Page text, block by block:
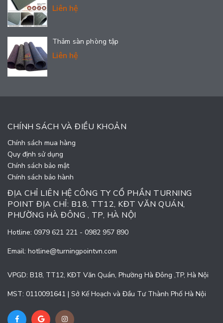
Liên hệ
Thảm sàn phòng tập
Liên hệ
CHÍNH SÁCH VÀ ĐIỀU KHOẢN
Chính sách mua hàng
Quy định sử dụng
Chính sách bảo mật
Chính sách bảo hành
ĐỊA CHỈ LIÊN HỆ CÔNG TY CỔ PHẦN TURNING
POINT ĐỊA CHỈ: B18, TT12, KĐT VĂN QUÁN,
PHƯỜNG HÀ ĐÔNG , TP, HÀ NỘI
Hotline: 0979 621 221 - 0982 957 890
Email: hotline@turningpointvn.com
VPGD: B18, TT12, KĐT Văn Quán, Phường Hà Đông ,TP, Hà Nội
MST: 0110091641 | Sở Kế Hoạch và Đầu Tư Thành Phố Hà Nội